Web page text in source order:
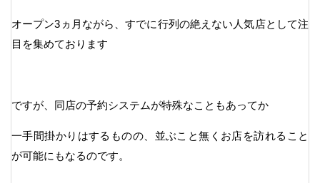
オープン3ヵ月ながら、すでに行列の絶えない人気店として注
目を集めております
ですが、同店の予約システムが特殊なこともあってか
一手間掛かりはするものの、並ぶこと無くお店を訪れること
が可能にもなるのです。